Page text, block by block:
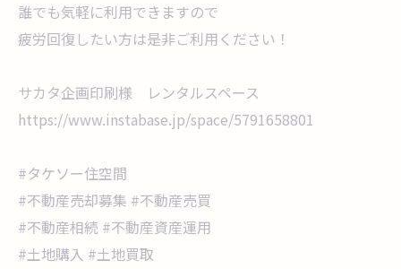
誰でも気軽に利用できますので
疲労回復したい方は是非ご利用ください！
サカタ企画印刷様 レンタルスペース
https://www.instabase.jp/space/5791658801
#タケソー住空間
#不動産売却募集 #不動産売買
#不動産相続 #不動産資産運用
#土地購入 #土地買取